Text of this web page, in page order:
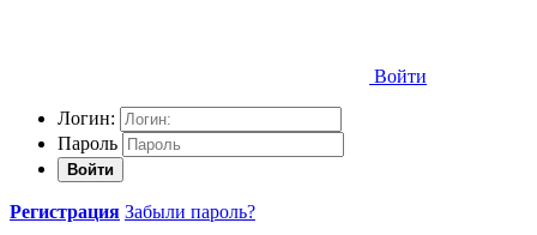
Войти
Логин:
Пароль
Войти
Регистрация Забыли пароль?